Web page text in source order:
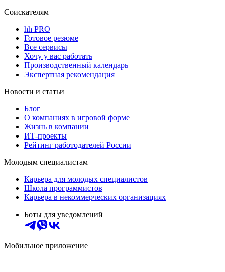
Соискателям
hh PRO
Готовое резюме
Все сервисы
Хочу у вас работать
Производственный календарь
Экспертная рекомендация
Новости и статьи
Блог
О компаниях в игровой форме
Жизнь в компании
ИТ-проекты
Рейтинг работодателей России
Молодым специалистам
Карьера для молодых специалистов
Школа программистов
Карьера в некоммерческих организациях
Боты для уведомлений
Мобильное приложение